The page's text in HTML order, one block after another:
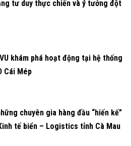
tư duy thực chiến và ý tưởng đột
khám phá hoạt động tại hệ thống
Cái Mép
chuyên gia hàng đầu “hiến kế”
tế biển – Logistics tỉnh Cà Mau